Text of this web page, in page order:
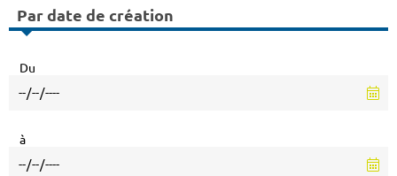
Par date de création
Du
à